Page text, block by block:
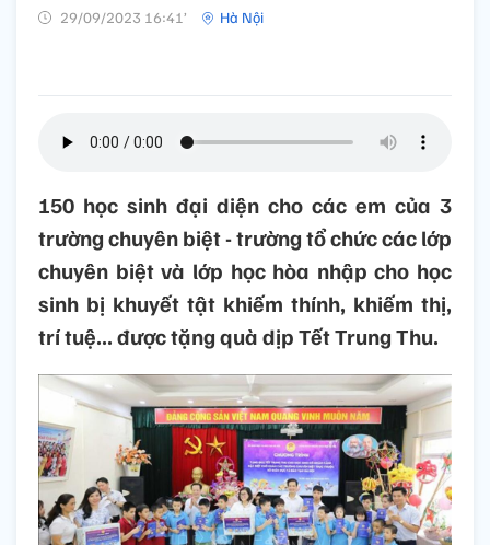
29/09/2023 16:41’ Hà Nội
150 học sinh đại diện cho các em của 3
trường chuyên biệt - trường tổ chức các lớp
chuyên biệt và lớp học hòa nhập cho học
sinh bị khuyết tật khiếm thính, khiếm thị,
trí tuệ... được tặng quà dịp Tết Trung Thu.